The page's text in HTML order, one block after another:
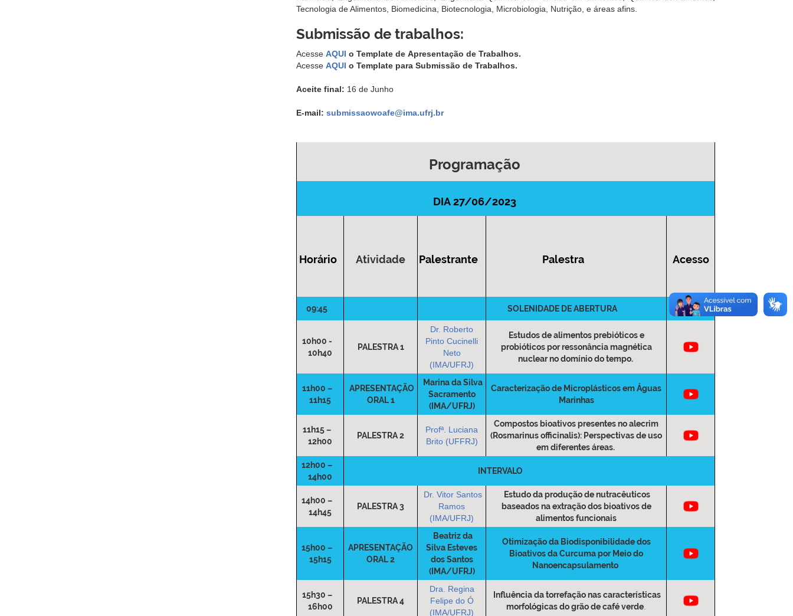
Tecnologia de Alimentos, Biomedicina, Biotecnologia, Microbiologia, Nutrição, e áreas afins.
Submissão de trabalhos:
Acesse AQUI o Template de Apresentação de Trabalhos.
Acesse AQUI o Template para Submissão de Trabalhos.
Aceite final: 16 de Junho
E-mail: submissaowoafe@ima.ufrj.br
Programação
DIA 27/06/2023
Horário Atividade Palestrante Palestra Acesso
09:45 SOLENIDADE DE ABERTURA
10h00 -
10h40
PALESTRA 1
Dr. Roberto
Pinto Cucinelli
Neto
(IMA/UFRJ)
Estudos de alimentos prebióticos e
probióticos por ressonância magnética
nuclear no domínio do tempo.
11h00 –
11h15
APRESENTAÇÃO
ORAL 1
Marina da Silva
Sacramento
(IMA/UFRJ)
Caracterização de Microplásticos em Águas
Marinhas
11h15 –
12h00
PALESTRA 2
Profª. Luciana
Brito (UFFRJ)
Compostos bioativos presentes no alecrim
(Rosmarinus officinalis): Perspectivas de uso
em diferentes áreas.
12h00 –
14h00
INTERVALO
14h00 –
14h45
PALESTRA 3
Dr. Vitor Santos
Ramos
(IMA/UFRJ)
Estudo da produção de nutracêuticos
baseados na extração dos bioativos de
alimentos funcionais
15h00 –
15h15
APRESENTAÇÃO
ORAL 2
Beatriz da
Silva Esteves
dos Santos
(IMA/UFRJ)
Otimização da Biodisponibilidade dos
Bioativos da Curcuma por Meio do
Nanoencapsulamento
15h30 –
16h00
PALESTRA 4
Dra. Regina
Felipe do Ó
(IMA/UFRJ)
Influência da torrefação nas características
morfológicas do grão de café verde.